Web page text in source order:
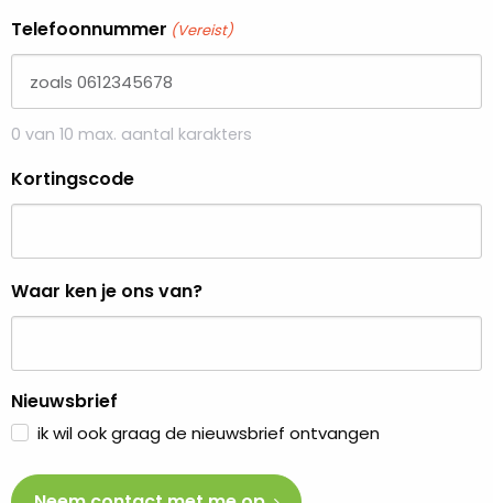
Telefoonnummer (Vereist)
0 van 10 max. aantal karakters
Kortingscode
Waar ken je ons van?
Nieuwsbrief
ik wil ook graag de nieuwsbrief ontvangen